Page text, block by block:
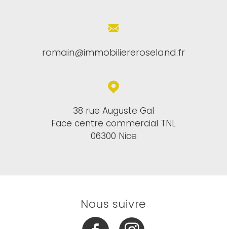
romain@immobiliereroseland.fr
38 rue Auguste Gal
Face centre commercial TNL
06300 Nice
Nous suivre